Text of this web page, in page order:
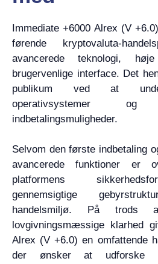
Immediate +6000 Alrex (V
førende kryptovaluta-
avancerede teknologi,
brugervenlige interface. Det
publikum ved at
operativsystemer
indbetalingsmuligheder.
Selvom den første indbetaling
avancerede funktioner er
platformens
gennemsigtige
handelsmiljø. På trods
lovgivningsmæssige klarhed
Alrex (V +6.0) en omfattende
der ønsker at udforske